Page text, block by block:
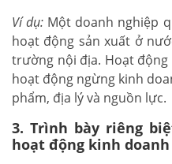
Ví dụ: Một doanh nghiệp
hoạt động sản xuất ở
trường nội địa. Hoạt
hoạt động ngừng kinh
phẩm, địa lý và nguồn lực.
3. Trình bày riêng
hoạt động kinh doanh